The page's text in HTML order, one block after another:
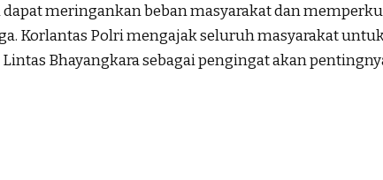
meringankan beban masyarakat dan
Korlantas Polri mengajak seluruh masyarakat
Bhayangkara sebagai pengingat akan